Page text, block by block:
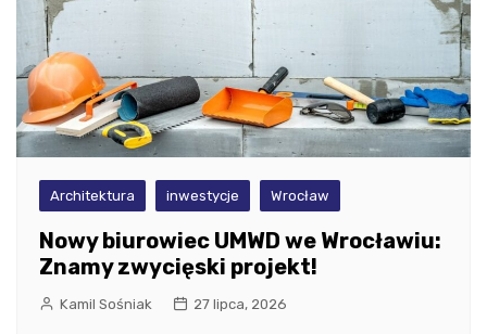
Architektura inwestycje Wrocław
Nowy biurowiec UMWD we Wrocławiu:
Znamy zwycięski projekt!
Kamil Sośniak 27 lipca, 2026